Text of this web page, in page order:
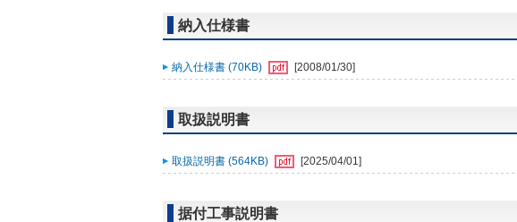
納入仕様書
納入仕様書 (70KB) [2008/01/30]
取扱説明書
取扱説明書 (564KB) [2025/04/01]
据付工事説明書